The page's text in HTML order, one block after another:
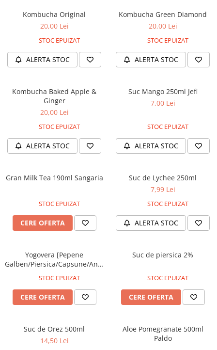
Kombucha Original
20,00 Lei
STOC EPUIZAT
ALERTA STOC
Kombucha Green Diamond
20,00 Lei
STOC EPUIZAT
ALERTA STOC
Kombucha Baked Apple &
Ginger
20,00 Lei
STOC EPUIZAT
ALERTA STOC
Suc Mango 250ml Jefi
7,00 Lei
STOC EPUIZAT
ALERTA STOC
Gran Milk Tea 190ml Sangaria
STOC EPUIZAT
CERE OFERTA
Suc de Lychee 250ml
7,99 Lei
STOC EPUIZAT
ALERTA STOC
Yogovera [Pepene
Galben/Piersica/Capsune/Ananas/Pepene
STOC EPUIZAT
CERE OFERTA
Suc de piersica 2%
STOC EPUIZAT
CERE OFERTA
Suc de Orez 500ml
14,50 Lei
Aloe Pomegranate 500ml
Paldo